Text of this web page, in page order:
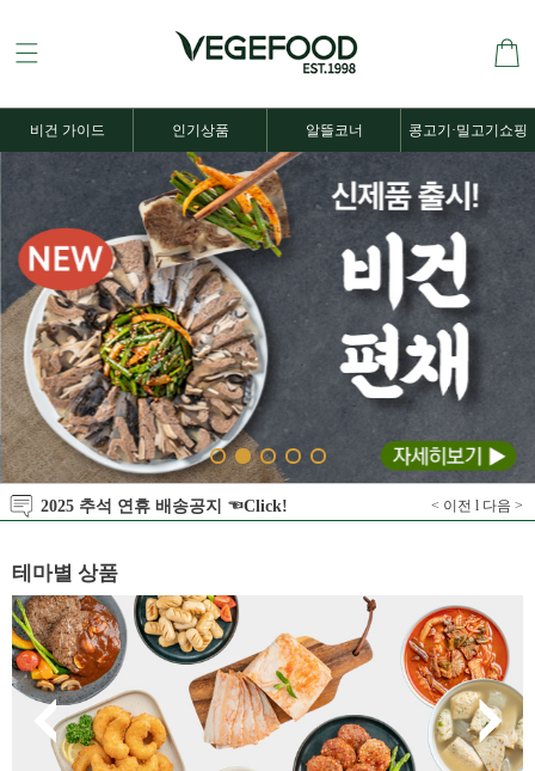
비건 가이드 인기상품 알뜰코너 콩고기·밀고기쇼핑
2025 추석 연휴 배송공지 ☜Click! < 이전 l 다음 >
테마별 상품